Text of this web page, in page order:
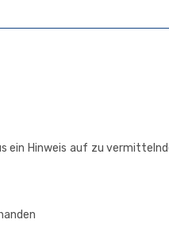
Hin­weis auf zu